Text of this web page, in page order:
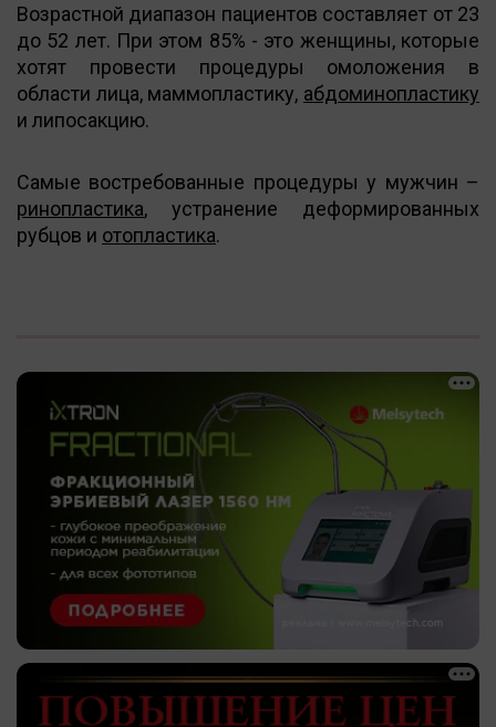
Возрастной диапазон пациентов составляет от 23
до 52 лет. При этом 85% - это женщины, которые
хотят провести процедуры омоложения в
области лица, маммопластику, абдоминопластику
и липосакцию.
Самые востребованные процедуры у мужчин –
ринопластика, устранение деформированных
рубцов и отопластика.